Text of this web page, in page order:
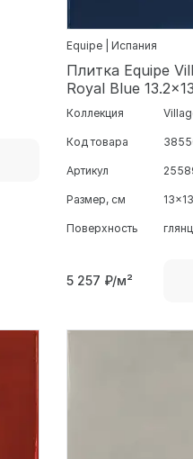
Equipe | Испания
Плитка Equipe
Royal Blue
Коллекция
Код товара
Артикул
Размер, см 13x13
Поверхность
5 257 ₽/м²